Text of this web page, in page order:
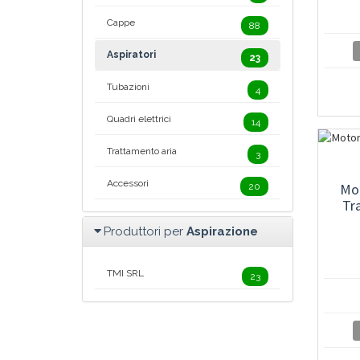
Cappe 88
Aspiratori 23
Tubazioni 4
Quadri elettrici 14
Trattamento aria 3
Accessori 20
Produttori per Aspirazione
TMI SRL 23